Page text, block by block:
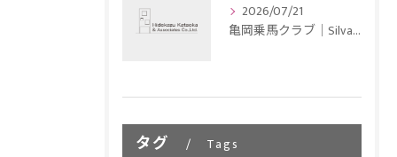
2026/07/21
亀岡乗馬クラブ｜Silvano Stablesの写真を追加しました。
タグ Tags